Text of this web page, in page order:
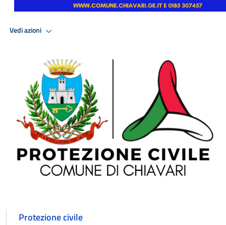
Vedi azioni
Protezione civile